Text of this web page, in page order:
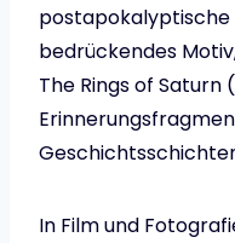
postapokalyptische
bedrückendes
The Rings of
In Film und